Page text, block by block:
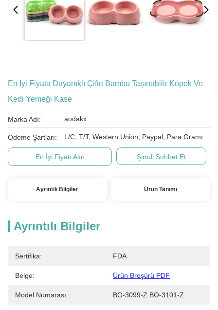
En Iyi Fiyata Dayanıklı Çifte Bambu Taşınabilir Köpek Ve
Kedi Yemeği Kase
Marka Adı: aodakx
Ödeme Şartları: L/C, T/T, Western Union, Paypal, Para Gramı
En İyi Fiyatı Alın Şimdi Sohbet Et
Ayrıntılı Bilgiler Ürün Tanımı
Ayrıntılı Bilgiler
Sertifika: FDA
Belge: Ürün Broşürü PDF
Model Numarası.: BO-3099-Z BO-3101-Z